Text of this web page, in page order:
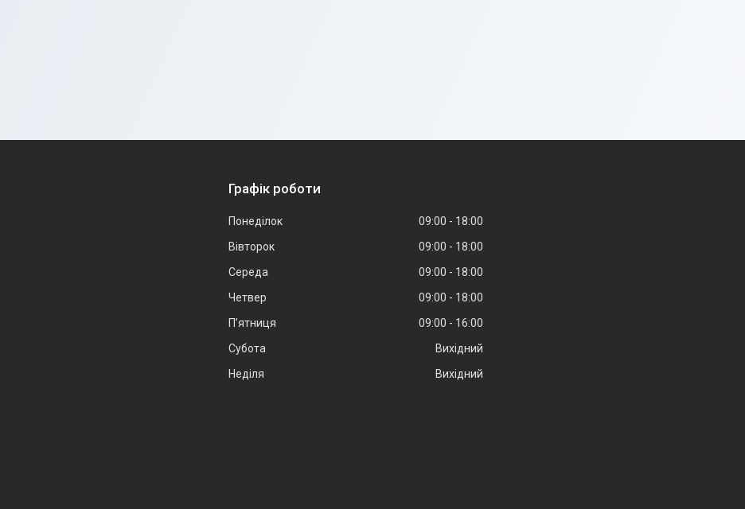
Графік роботи
Понеділок 09:00
18:00
Вівторок
09:00
18:00
Середа
09:00
18:00
Четвер
09:00
18:00
Пʼятниця
09:00
16:00
Субота
Вихідний
Неділя
Вихідний